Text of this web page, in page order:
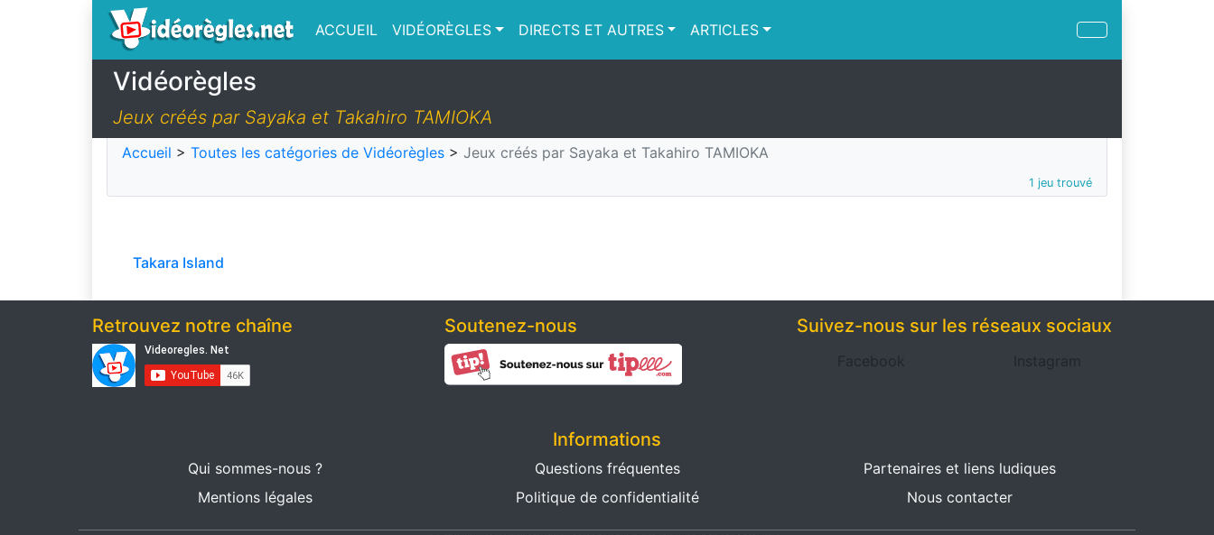
ACCUEIL VIDÉORÈGLES DIRECTS ET AUTRES ARTICLES
Vidéorègles
Jeux créés par Sayaka et Takahiro TAMIOKA
Accueil > Toutes les catégories de Vidéorègles > Jeux créés par Sayaka et Takahiro TAMIOKA
1 jeu trouvé
Takara Island
Retrouvez notre chaîne Soutenez-nous Suivez-nous sur les réseaux sociaux
Facebook Instagram
Informations
Qui sommes-nous ? Questions fréquentes
Partenaires et liens ludiques
Mentions légales
Politique de confidentialité Nous contacter